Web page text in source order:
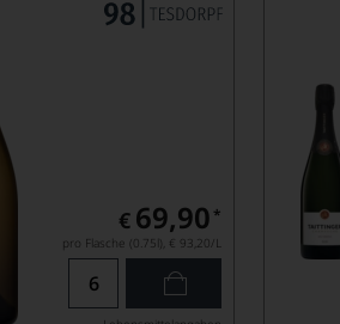
€ 69,90 *
pro Flasche (0.75l), € 93,20/L